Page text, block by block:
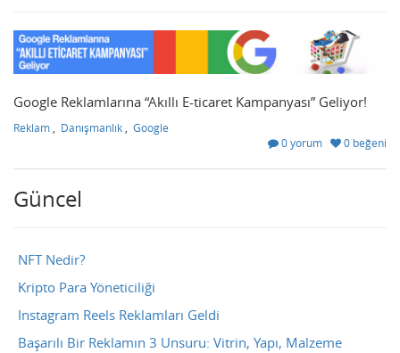
Google Reklamlarına “Akıllı E-ticaret Kampanyası” Geliyor!
Reklam , Danışmanlık , Google
0 yorum
0 beğeni
Güncel
NFT Nedir?
Kripto Para Yöneticiliği
Instagram Reels Reklamları Geldi
Başarılı Bir Reklamın 3 Unsuru: Vitrin, Yapı, Malzeme